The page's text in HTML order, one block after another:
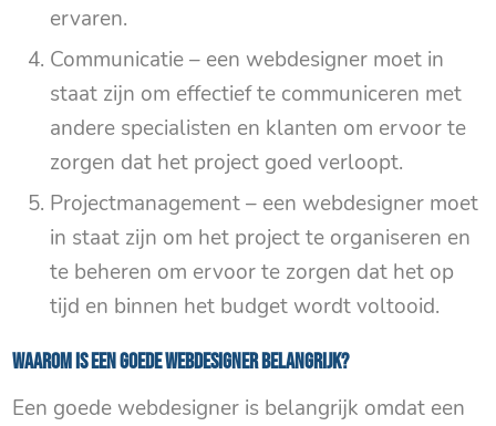
ervaren.
Communicatie – een webdesigner moet in
staat zijn om effectief te communiceren met
andere specialisten en klanten om ervoor te
zorgen dat het project goed verloopt.
Projectmanagement – een webdesigner moet
in staat zijn om het project te organiseren en
te beheren om ervoor te zorgen dat het op
tijd en binnen het budget wordt voltooid.
Waarom is een goede webdesigner belangrijk?
Een goede webdesigner is belangrijk omdat een